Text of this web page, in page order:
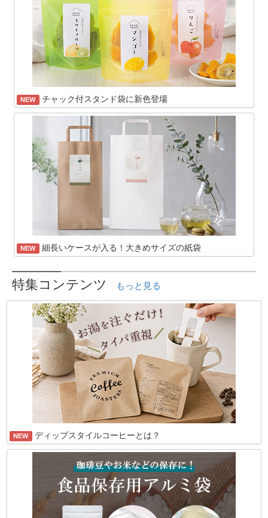
NEW チャック付スタンド袋に新色登場
NEW 細長いケースが入る！大きめサイズの紙袋
特集コンテンツ もっと見る
NEW ディップスタイルコーヒーとは？